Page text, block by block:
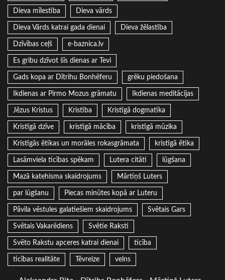
Dieva mīlestība Dieva vārds
Dieva Vārds katrai gada dienai Dieva žēlastība
Dzīvības ceļš e-baznica.lv
Es gribu dzīvot šīs dienas ar Tevi
Gads kopa ar Dītrihu Bonhēferu grēku piedošana
Ikdienas ar Pirmo Mozus grāmatu Ikdienas meditācijas
Jēzus Kristus Kristība Kristīgā dogmatika
Kristīgā dzīve kristīgā mācība kristīgā mūzika
Kristīgās ētikas un morāles rokasgrāmata kristīgā ētika
Lasāmviela ticības spēkam Lutera citāti lūgšana
Mazā katehisma skaidrojums Mārtiņš Luters
par lūgšanu Piecas minūtes kopā ar Luteru
Pāvila vēstules galatiešiem skaidrojums Svētais Gars
Svētais Vakarēdiens Svētie Raksti
Svēto Rakstu apceres katrai dienai ticība
ticības realitāte Tēvreize velns